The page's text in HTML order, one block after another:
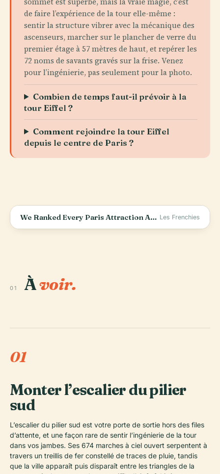
de faire l’expérience de la tour elle-même :
sentir la structure vibrer avec la mécanique des
ascenseurs, marcher sur le plancher de verre du
premier étage à 57 mètres de haut, et repérer les
72 noms de savants gravés sur la frise. Venez
pour l’ingénierie, pas seulement pour la photo.
Combien de temps faut-il prévoir à la
tour Eiffel ?
Comment rejoindre la tour Eiffel
depuis le centre de Paris ?
We Ranked Every Paris Attraction After 5 Years Living Here (The Truth) Les Frenchies
01 Àvoir.
01
Monter l’escalier du pilier
sud
L’escalier du pilier sud est votre porte de sortie hors des files
d’attente, et une façon rare de sentir l’ingénierie de la tour
dans vos jambes. Ses 674 marches à ciel ouvert serpentent à
travers un treillis de fer constellé de traces de pluie, tandis
que la ville apparaît puis disparaît entre les triangles de la